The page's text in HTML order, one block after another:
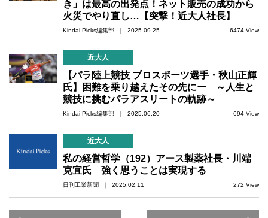
き」は最高の出発点！ネット販売の成功から
火災でやり直し…【突撃！近大人社長】
Kindai Picks編集部 ｜ 2025.09.25 6474 View
近大人
【パラ陸上競技 プロスポーツ選手・秋山正輝
氏】困難を乗り越えたその先にー ～人生と
競技に挑むパラアスリートの軌跡～
Kindai Picks編集部 ｜ 2025.06.20 694 View
近大人
私の経営哲学（192）アース製薬社長・川端
克宜氏 強く思うことは実現する
日刊工業新聞 ｜ 2025.02.11 272 View